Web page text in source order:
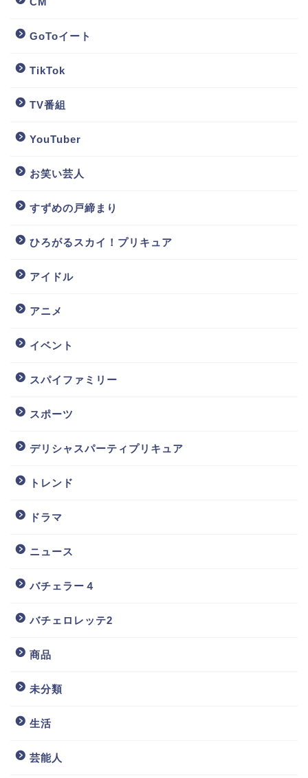
GoToイート
TikTok
TV番組
YouTuber
お笑い芸人
すずめの戸締まり
ひろがるスカイ！プリキュア
アイドル
アニメ
イベント
スパイファミリー
スポーツ
デリシャスパーティプリキュア
トレンド
ドラマ
ニュース
バチェラー４
バチェロレッテ2
商品
未分類
生活
芸能人